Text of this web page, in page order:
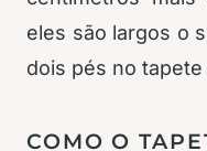
eles são largos o
dois pés no
COMO O